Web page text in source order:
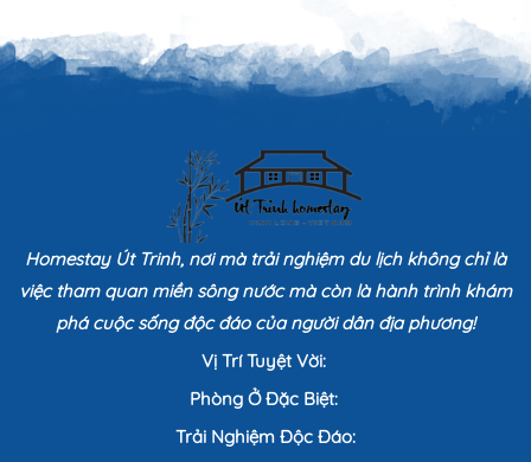
Homestay Út Trinh, nơi mà trải nghiệm du lịch không chỉ là
việc tham quan miền sông nước mà còn là hành trình khám
phá cuộc sống độc đáo của người dân địa phương!
Vị Trí Tuyệt Vời:
Phòng Ở Đặc Biệt:
Trải Nghiệm Độc Đáo: